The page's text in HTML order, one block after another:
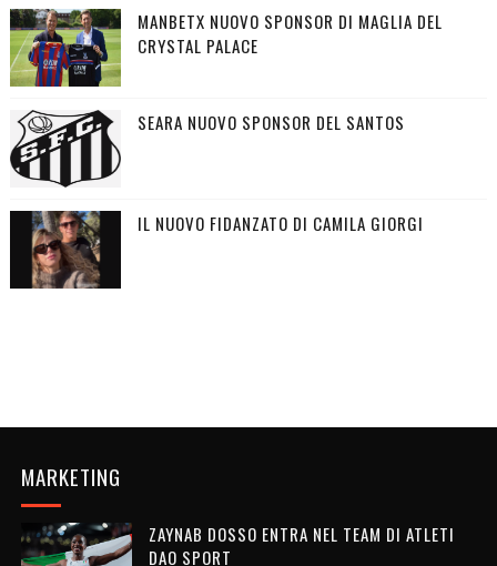
MANBETX NUOVO SPONSOR DI MAGLIA DEL
CRYSTAL PALACE
SEARA NUOVO SPONSOR DEL SANTOS
IL NUOVO FIDANZATO DI CAMILA GIORGI
MARKETING
ZAYNAB DOSSO ENTRA NEL TEAM DI ATLETI
DAO SPORT